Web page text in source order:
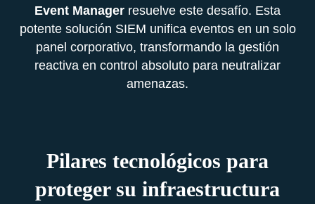
Event Manager resuelve este desafío. Esta
potente solución SIEM unifica eventos en un solo
panel corporativo, transformando la gestión
reactiva en control absoluto para neutralizar
amenazas.
Pilares tecnológicos para
proteger su infraestructura